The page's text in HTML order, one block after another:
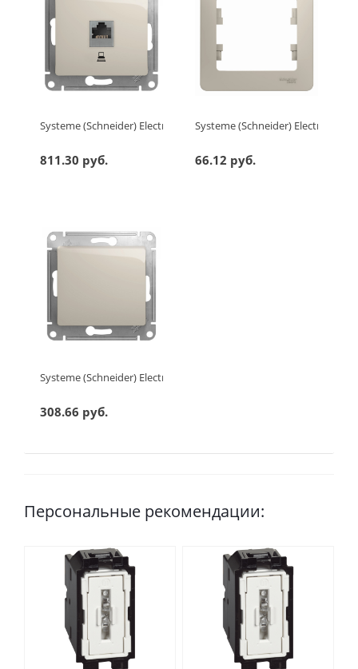
Systeme (Schneider) Electric GLOSSA РОЗЕТКА компьютерная
811.30 руб.
Systeme (Schneider) Electric
66.12 руб.
Systeme (Schneider) Electric GLOSSA 1-клавишный
308.66 руб.
Персональные рекомендации: